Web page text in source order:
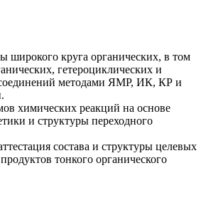
широкого круга органических, в том
гетероциклических и
методами ЯМР, ИК, КР и
химических реакций на основе
и структуры переходного
состава и структуры целевых
тонкого органического